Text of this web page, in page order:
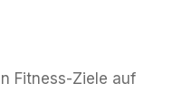
Fitness-Ziele auf